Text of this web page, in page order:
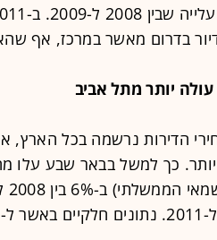
בדרום מאשר במרכז, אף
יותר מתל אביב
הדירות נרשמה בכל הארץ,